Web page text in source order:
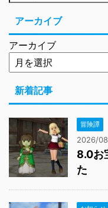
アーカイブ
アーカイブ
新着記事
冒険譚
2026/
8.0お
た